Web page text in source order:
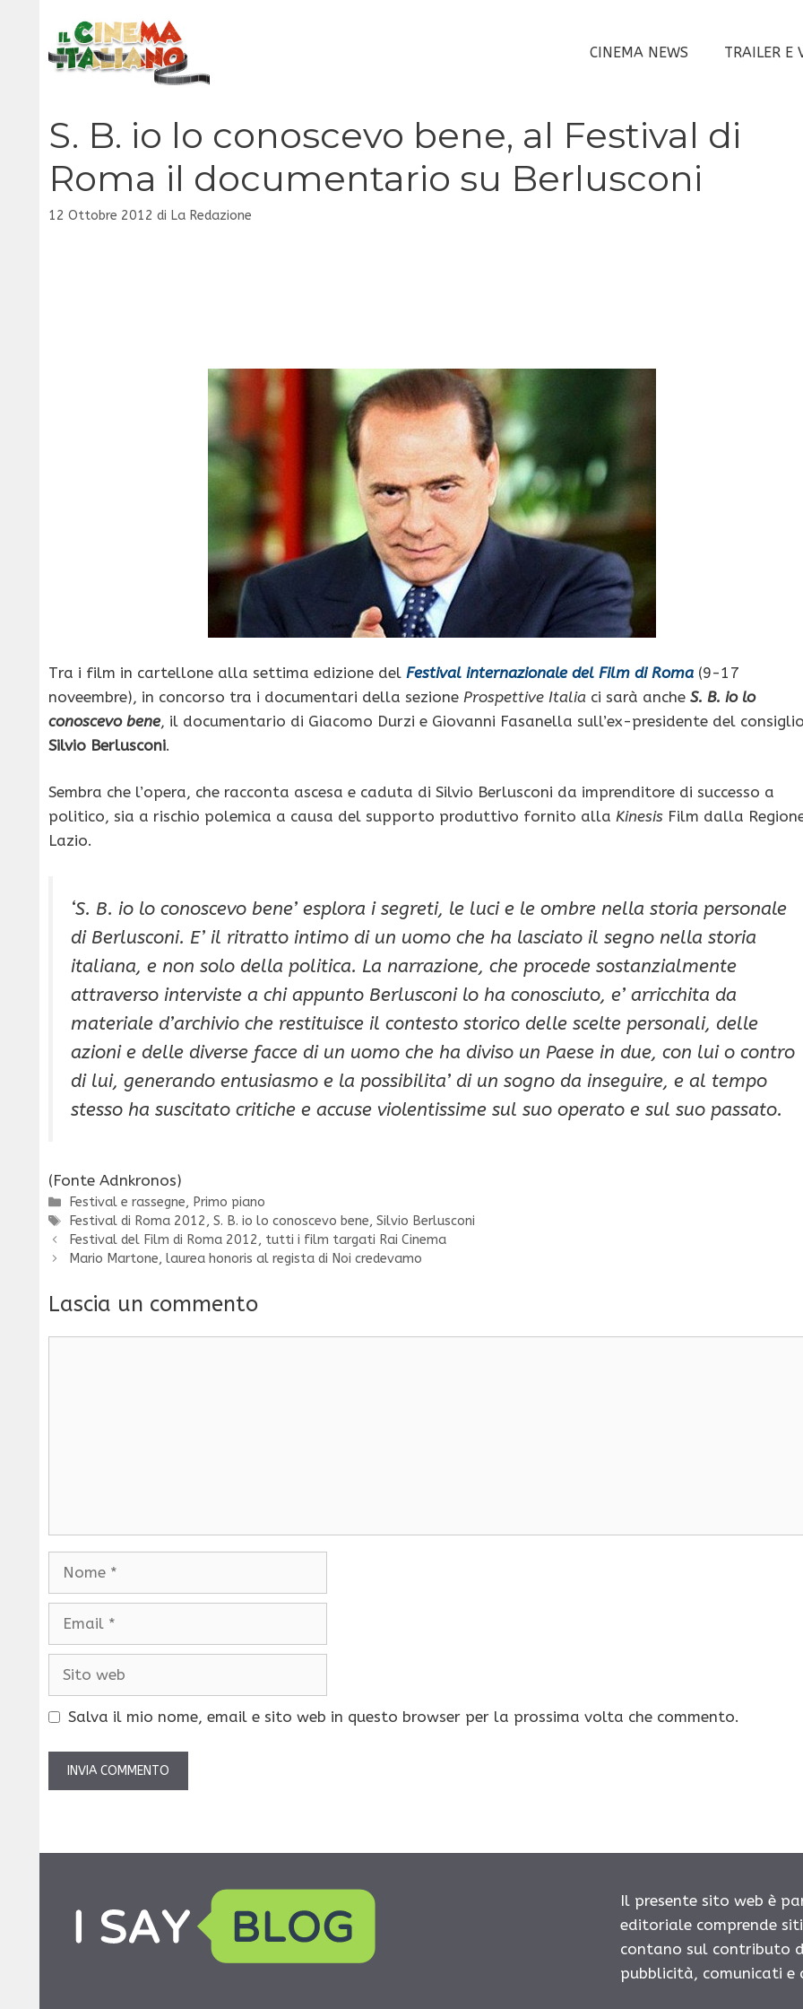
contenuto
CINEMA NEWS TRAILER E
S. B. io lo conoscevo bene, al Festival di
Roma il documentario su Berlusconi
12 Ottobre 2012 di La Redazione
Tra i film in cartellone alla settima edizione del Festival internazionale del Film di Roma (9-17
noveembre), in concorso tra i documentari della sezione Prospettive Italia ci sarà anche S. B. io lo
conoscevo bene, il documentario di Giacomo Durzi e Giovanni Fasanella sull’ex-presidente del
Silvio Berlusconi.
Sembra che l’opera, che racconta ascesa e caduta di Silvio Berlusconi da imprenditore di successo a
politico, sia a rischio polemica a causa del supporto produttivo fornito alla Kinesis Film dalla
Lazio.
‘S. B. io lo conoscevo bene’ esplora i segreti, le luci e le ombre nella storia personale
di Berlusconi. E’ il ritratto intimo di un uomo che ha lasciato il segno nella storia
italiana, e non solo della politica. La narrazione, che procede sostanzialmente
attraverso interviste a chi appunto Berlusconi lo ha conosciuto, e’ arricchita da
materiale d’archivio che restituisce il contesto storico delle scelte personali, delle
azioni e delle diverse facce di un uomo che ha diviso un Paese in due, con lui o contro
di lui, generando entusiasmo e la possibilita’ di un sogno da inseguire, e al tempo
stesso ha suscitato critiche e accuse violentissime sul suo operato e sul suo passato.
(Fonte Adnkronos)
Categorie
Festival e rassegne, Primo piano
Tag
Festival di Roma 2012,S. B. io lo conoscevo bene,Silvio Berlusconi
Festival del Film di Roma 2012, tutti i film targati Rai Cinema
Mario Martone, laurea honoris al regista di Noi credevamo
Lascia un commento
Salva il mio nome, email e sito web in questo browser per la prossima volta che commento.
Il presente sito web è
editoriale comprende
contano sul contributo
pubblicità, comunicati